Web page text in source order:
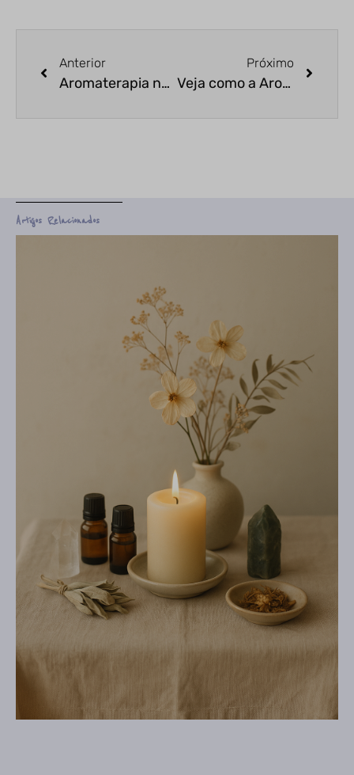
Anterior
Aromaterapia no dia a dia: 3 dicas para melhorar o astral da semana
Próximo
Veja como a Aromaterapia melhora o home office
Artigos Relacionados